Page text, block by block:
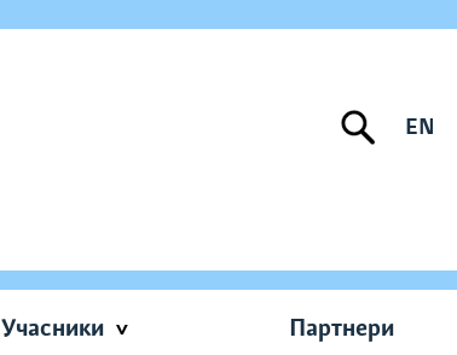
EN
Учасники Партнери